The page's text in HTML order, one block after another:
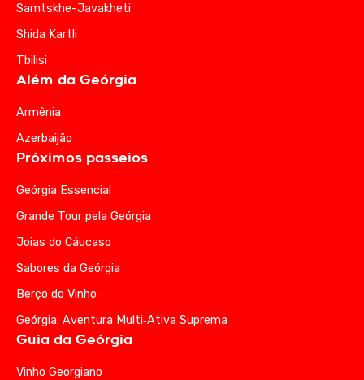
Samtskhe-Javakheti
Shida Kartli
Tbilisi
Além da Geórgia
Armênia
Azerbaijão
Próximos passeios
Geórgia Essencial
Grande Tour pela Geórgia
Joias do Cáucaso
Sabores da Geórgia
Berço do Vinho
Geórgia: Aventura Multi‑Ativa Suprema
Guia da Geórgia
Vinho Georgiano